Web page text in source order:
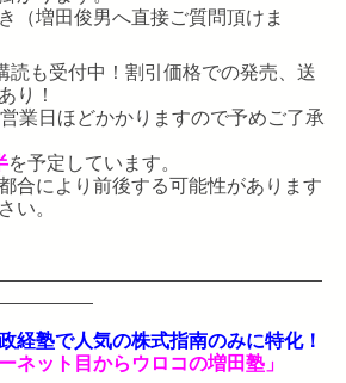
（増田俊男へ直接ご質問頂けま
も受付中！割引価格での発売、送
り！
業日ほどかかりますので予めご了承
を予定しています。
合により前後する可能性があります
い。
経塾で人気の株式指南のみに特化！
ネット目からウロコの増田塾」